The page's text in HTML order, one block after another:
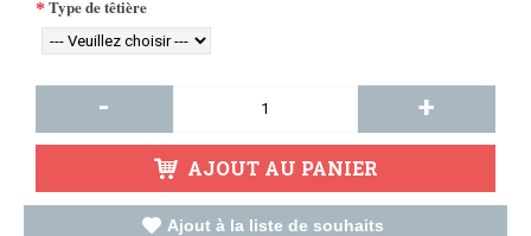
Type de têtière
- +
AJOUT AU PANIER
Ajout à la liste de souhaits